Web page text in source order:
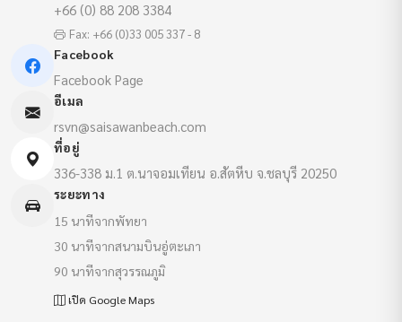
+66 (0) 88 208 3384
Fax: +66 (0)33 005 337 - 8
Facebook
Facebook Page
อีเมล
rsvn@saisawanbeach.com
ที่อยู่
336-338 ม.1 ต.นาจอมเทียน อ.สัตหีบ จ.ชลบุรี 20250
ระยะทาง
15 นาทีจากพัทยา
30 นาทีจากสนามบินอู่ตะเภา
90 นาทีจากสุวรรณภูมิ
เปิด Google Maps